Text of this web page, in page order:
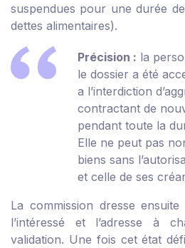
suspendues pour une durée
dettes alimentaires).
Précision : la
le dossier a été
a l’interdiction
contractant de
pendant toute la
Elle ne peut pas
biens sans
et celle de ses
La commission dresse
l’intéressé et l’adresse à
validation. Une fois cet état